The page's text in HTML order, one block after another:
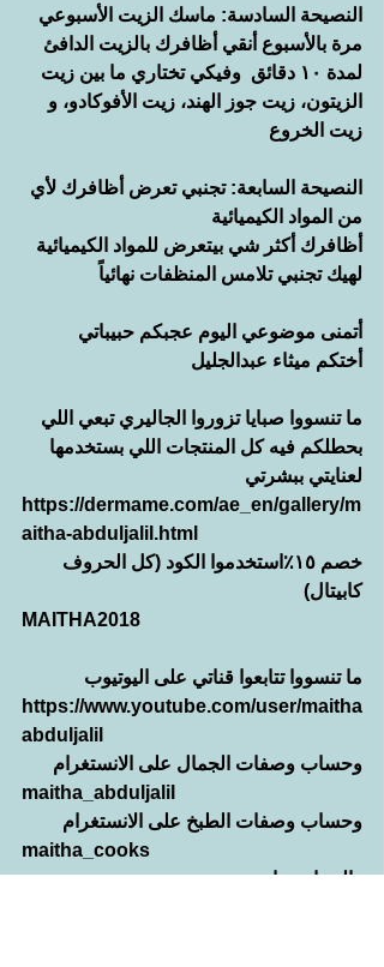
النصيحة السادسة: ماسك الزيت الأسبوعي
مرة بالأسبوع أنقي أظافرك بالزيت الدافئ
لمدة ١٠ دقائق  وفيكي تختاري ما بين زيت
الزيتون، زيت جوز الهند، زيت الأفوكادو، و
زيت الخروع
النصيحة السابعة: تجنبي تعرض أظافرك لأي
من المواد الكيميائية
أظافرك أكثر شي بيتعرض للمواد الكيميائية
لهيك تجنبي تلامس المنظفات نهائياً
أتمنى موضوعي اليوم عجبكم حبيباتي
أختكم ميثاء عبدالجليل
ما تنسووا صبايا تزوروا الجاليري تبعي اللي
بحطلكم فيه كل المنتجات اللي بستخدمها
لعنايتي ببشرتي
https://dermame.com/ae_en/gallery/m
aitha-abduljalil.html
خصم ١٥٪استخدموا الكود (كل الحروف
كابيتال)
MAITHA2018
ما تنسووا تتابعوا قناتي على اليوتيوب
https://www.youtube.com/user/maitha
abduljalil
وحساب وصفات الجمال على الانستغرام
maitha_abduljalil
وحساب وصفات الطبخ على الانستغرام
maitha_cooks
والسناب جات